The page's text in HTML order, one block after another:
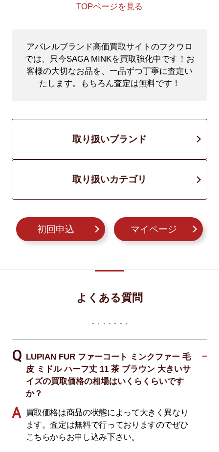
TOPページを見る
アパレルブランド高価買取サイトのフクウロ
では、只今SAGA MINKを買取強化中です！ お
客様の大切なお品を、一品ずつ丁寧に査定い
たします。もちろん査定は無料です！
取り扱いブランド
取り扱いカテゴリ
初回申込 マイページ
よくある質問
LUPIAN FUR ファーコート ミンクファー 毛
皮 ミドル ハーフ丈 11 茶 ブラウン 大きいサ
イズの買取価格の相場はいくらくらいです
か？
買取価格は商品の状態によって大きく異なり
ます。査定は無料で行っておりますのでぜひ
こちらからお申し込み下さい。